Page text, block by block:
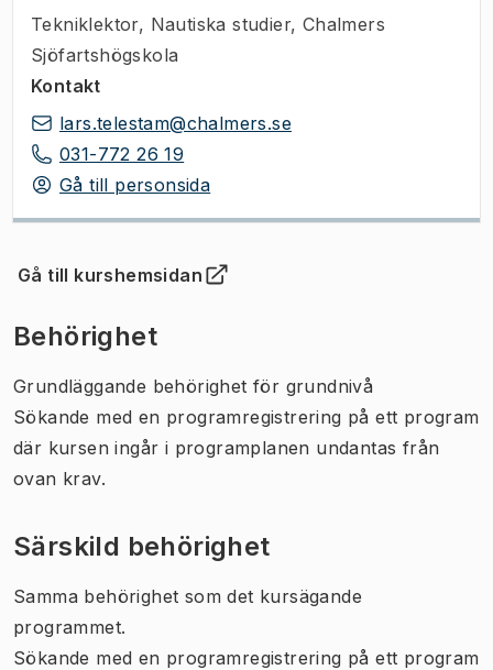
Tekniklektor, Nautiska studier, Chalmers
Sjöfartshögskola
Kontakt
lars.telestam@chalmers.se
031-772 26 19
Gå till personsida
Gå till kurshemsidan
(Öppnas i ny flik)
Behörighet
Grundläggande behörighet för grundnivå
Sökande med en programregistrering på ett program
där kursen ingår i programplanen undantas från
ovan krav.
Särskild behörighet
Samma behörighet som det kursägande
programmet.
Sökande med en programregistrering på ett program